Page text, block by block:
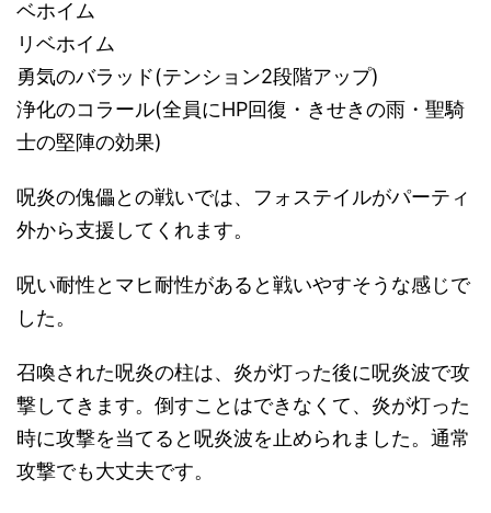
ベホイム
リベホイム
勇気のバラッド(テンション2段階アップ)
浄化のコラール(全員にHP回復・きせきの雨・聖騎
士の堅陣の効果)
呪炎の傀儡との戦いでは、フォステイルがパーティ
外から支援してくれます。
呪い耐性とマヒ耐性があると戦いやすそうな感じで
した。
召喚された呪炎の柱は、炎が灯った後に呪炎波で攻
撃してきます。倒すことはできなくて、炎が灯った
時に攻撃を当てると呪炎波を止められました。通常
攻撃でも大丈夫です。